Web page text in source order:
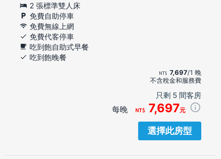
2 張標準雙人床
免費自助停車
免費無線上網
免費代客停車
吃到飽自助式早餐
吃到飽晚餐
7,697/1 晚
不含稅金和服務費
只剩 5 間客房
每晚 7,697元
選擇此房型